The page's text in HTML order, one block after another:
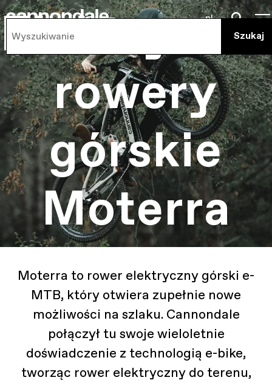
rowery
górskie
Moterra
pl
Moterra to rower elektryczny górski e-
MTB, który otwiera zupełnie nowe
możliwości na szlaku. Cannondale
połączył tu swoje wieloletnie
doświadczenie z technologią e-bike,
tworząc rower elektryczny do terenu,